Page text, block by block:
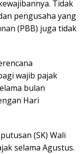
Tidak
pengusaha yang
(PBB) juga tidak
wajib pajak
bulan
Hari
(SK) Wali
selama Agustus.